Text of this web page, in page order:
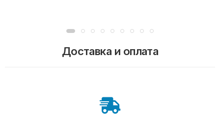
Доставка и оплата